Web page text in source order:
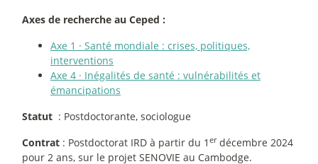
Axes de recherche au Ceped :
Axe 1 · Santé mondiale : crises, politiques,
interventions
Axe 4 · Inégalités de santé : vulnérabilités et
émancipations
Statut : Postdoctorante, sociologue
Contrat : Postdoctorat IRD à partir du 1 erdécembre 2024
pour 2 ans, sur le projet SENOVIE au Cambodge.